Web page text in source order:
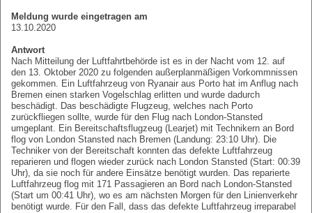
Meldung wurde eingetragen am
13.10.2020
Antwort
Nach Mitteilung der Luftfahrtbehörde ist es in der Nacht vom 12. auf
den 13. Oktober 2020 zu folgenden außerplanmäßigen Vorkommnissen
gekommen. Ein Luftfahrzeug von Ryanair aus Porto hat im Anflug nach
Bremen einen starken Vogelschlag erlitten und wurde dadurch
beschädigt. Das beschädigte Flugzeug, welches nach Porto
zurückfliegen sollte, wurde für den Flug nach London-Stansted
umgeplant. Ein Bereitschaftsflugzeug (Learjet) mit Technikern an Bord
flog von London Stansted nach Bremen (Landung: 23:10 Uhr). Die
Techniker von der Bereitschaft konnten das defekte Luftfahrzeug
reparieren und flogen wieder zurück nach London Stansted (Start: 00:39
Uhr), da sie noch für andere Einsätze benötigt wurden. Das reparierte
Luftfahrzeug flog mit 171 Passagieren an Bord nach London-Stansted
(Start um 00:41 Uhr), wo es am nächsten Morgen für den Linienverkehr
benötigt wurde. Für den Fall, dass das defekte Luftfahrzeug irreparabel